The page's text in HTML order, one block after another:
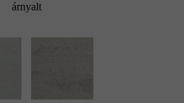
árnyalt